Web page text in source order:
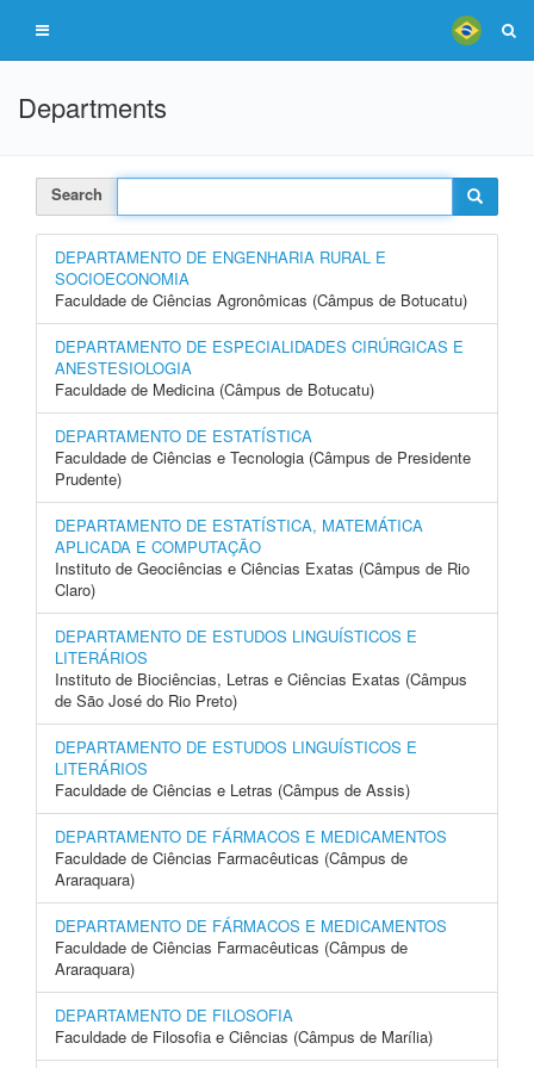
Departments
Search
DEPARTAMENTO DE ENGENHARIA RURAL E
SOCIOECONOMIA
Faculdade de Ciências Agronômicas (Câmpus de Botucatu)
DEPARTAMENTO DE ESPECIALIDADES CIRÚRGICAS E
ANESTESIOLOGIA
Faculdade de Medicina (Câmpus de Botucatu)
DEPARTAMENTO DE ESTATÍSTICA
Faculdade de Ciências e Tecnologia (Câmpus de Presidente
Prudente)
DEPARTAMENTO DE ESTATÍSTICA, MATEMÁTICA
APLICADA E COMPUTAÇÃO
Instituto de Geociências e Ciências Exatas (Câmpus de Rio
Claro)
DEPARTAMENTO DE ESTUDOS LINGUÍSTICOS E
LITERÁRIOS
Instituto de Biociências, Letras e Ciências Exatas (Câmpus
de São José do Rio Preto)
DEPARTAMENTO DE ESTUDOS LINGUÍSTICOS E
LITERÁRIOS
Faculdade de Ciências e Letras (Câmpus de Assis)
DEPARTAMENTO DE FÁRMACOS E MEDICAMENTOS
Faculdade de Ciências Farmacêuticas (Câmpus de
Araraquara)
DEPARTAMENTO DE FÁRMACOS E MEDICAMENTOS
Faculdade de Ciências Farmacêuticas (Câmpus de
Araraquara)
DEPARTAMENTO DE FILOSOFIA
Faculdade de Filosofia e Ciências (Câmpus de Marília)